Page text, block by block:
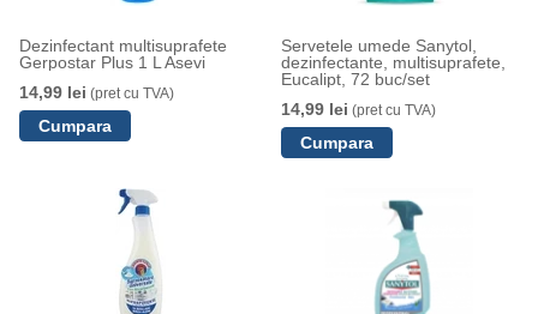
Dezinfectant multisuprafete
Gerpostar Plus 1 L Asevi
14,99 lei (pret cu TVA)
Servetele umede Sanytol,
dezinfectante, multisuprafete,
Eucalipt, 72 buc/set
14,99 lei (pret cu TVA)